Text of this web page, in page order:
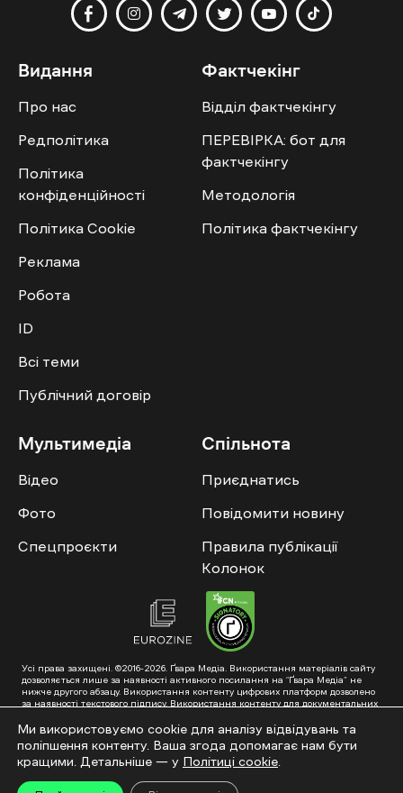
Видання
Про нас
Редполітика
Політика
конфіденційності
Політика Cookie
Реклама
Робота
ID
Всі теми
Публічний договір
Фактчекінг
Відділ фактчекінгу
ПЕРЕВІРКА: бот для
фактчекінгу
Методологія
Політика фактчекінгу
Мультимедіа
Відео
Фото
Спецпроєкти
Спільнота
Приєднатись
Повідомити новину
Правила публікації
Колонок
Усі права захищені. ©2016-2026. Ґвара Медіа. Використання матеріалів сайту
дозволяється лише за наявності активного посилання на “Ґвара Медіа” не
нижче другого абзацу. Використання контенту цифрових платформ дозволено
за наявності текстового підпису. Використання контенту для документальних
схвалення від редакції.
Суб’єкт у сфері онлайн-медіа; ідентифікатор медіа – R40-01353. Поштова
адреса: ГО «Ґвара Медіа», 61057, Харків, вул. Гоголя, 14, абонентська скринька
№7400
Підкинь нам тему на пошту – hello@gwaramedia.com
Ми використовуємо cookie для аналізу відвідувань та
поліпшення контенту. Ваша згода допомагає нам бути
кращими. Детальніше — у Політиці cookie